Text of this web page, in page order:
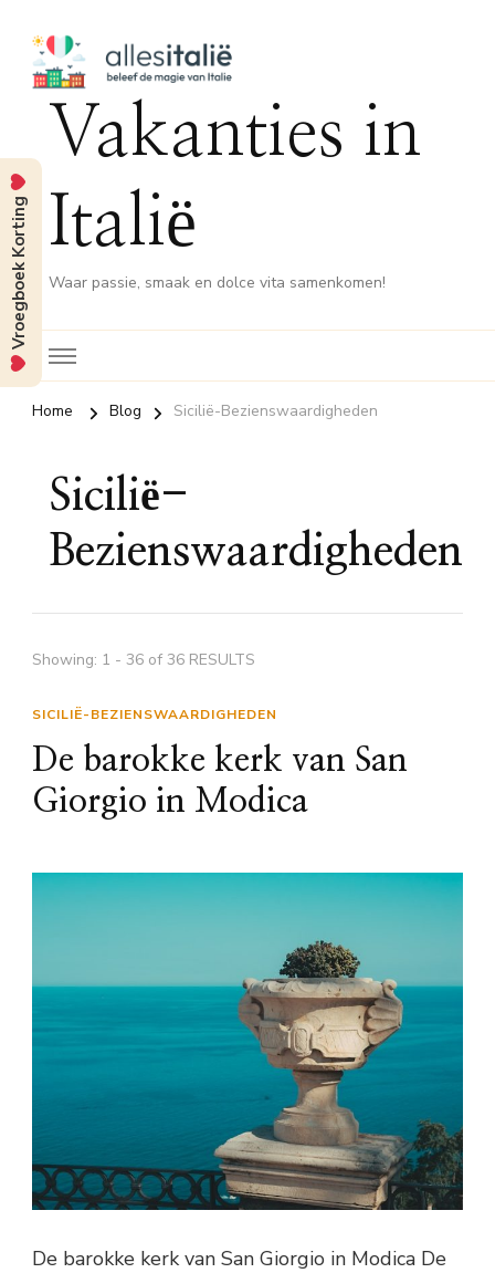
Vakanties in
Italië
Waar passie, smaak en dolce vita samenkomen!
Home Blog Sicilië-Bezienswaardigheden
Sicilië-
Bezienswaardigheden
Showing: 1 - 36 of 36 RESULTS
SICILIË-BEZIENSWAARDIGHEDEN
De barokke kerk van San
Giorgio in Modica
De barokke kerk van San Giorgio in Modica De
Vroegboek Korting